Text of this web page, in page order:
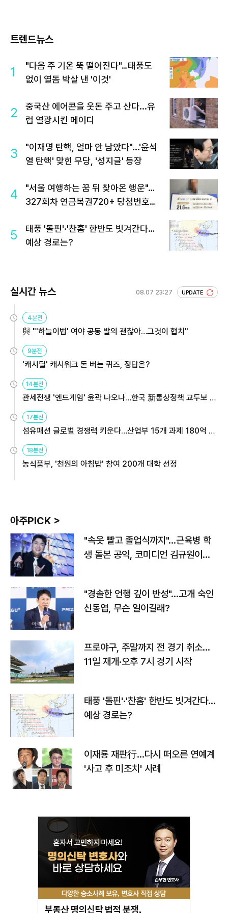
트렌드뉴스
1
"다음 주 기온 뚝 떨어진다"…태풍도
없이 열돔 박살 낸 '이것'
2
중국산 에어콘을 웃돈 주고 산다...유
럽 열광시킨 메이디
3
"이재명 탄핵, 얼마 안 남았다"...'윤석
열 탄핵' 맞힌 무당, '성지글' 등장
4
"서울 여행하는 꿈 뒤 찾아온 행운"…
327회차 연금복권720+ 당첨번호조
5
태풍 '돌핀'·'찬홈' 한반도 빗겨간다…
예상 경로는?
실시간 뉴스 08.07 23:27 UPDATE
4분전
與 "'하늘이법' 여야 공동 발의 괜찮아…그것이 협치"
9분전
'캐시딜' 캐시워크 돈 버는 퀴즈, 정답은?
14분전
관세전쟁 '엔드게임' 윤곽 나오나…한국 新통상정책 교두보 활
17분전
섬유패션 글로벌 경쟁력 키운다…산업부 15개 과제 180억 지
18분전
농식품부, '천원의 아침밥' 참여 200개 대학 선정
아주PICK >
"속옷 빨고 졸업식까지"…근육병 학
생 돌본 공익, 코미디언 김규원이었
"경솔한 언행 깊이 반성"…고개 숙인
신동엽, 무슨 일이길래?
프로야구, 주말까지 전 경기 취소…
11일 재개·오후 7시 경기 시작
태풍 '돌핀'·'찬홈' 한반도 빗겨간다…
예상 경로는?
이재룡 재판行…다시 떠오른 연예계
'사고 후 미조치' 사례